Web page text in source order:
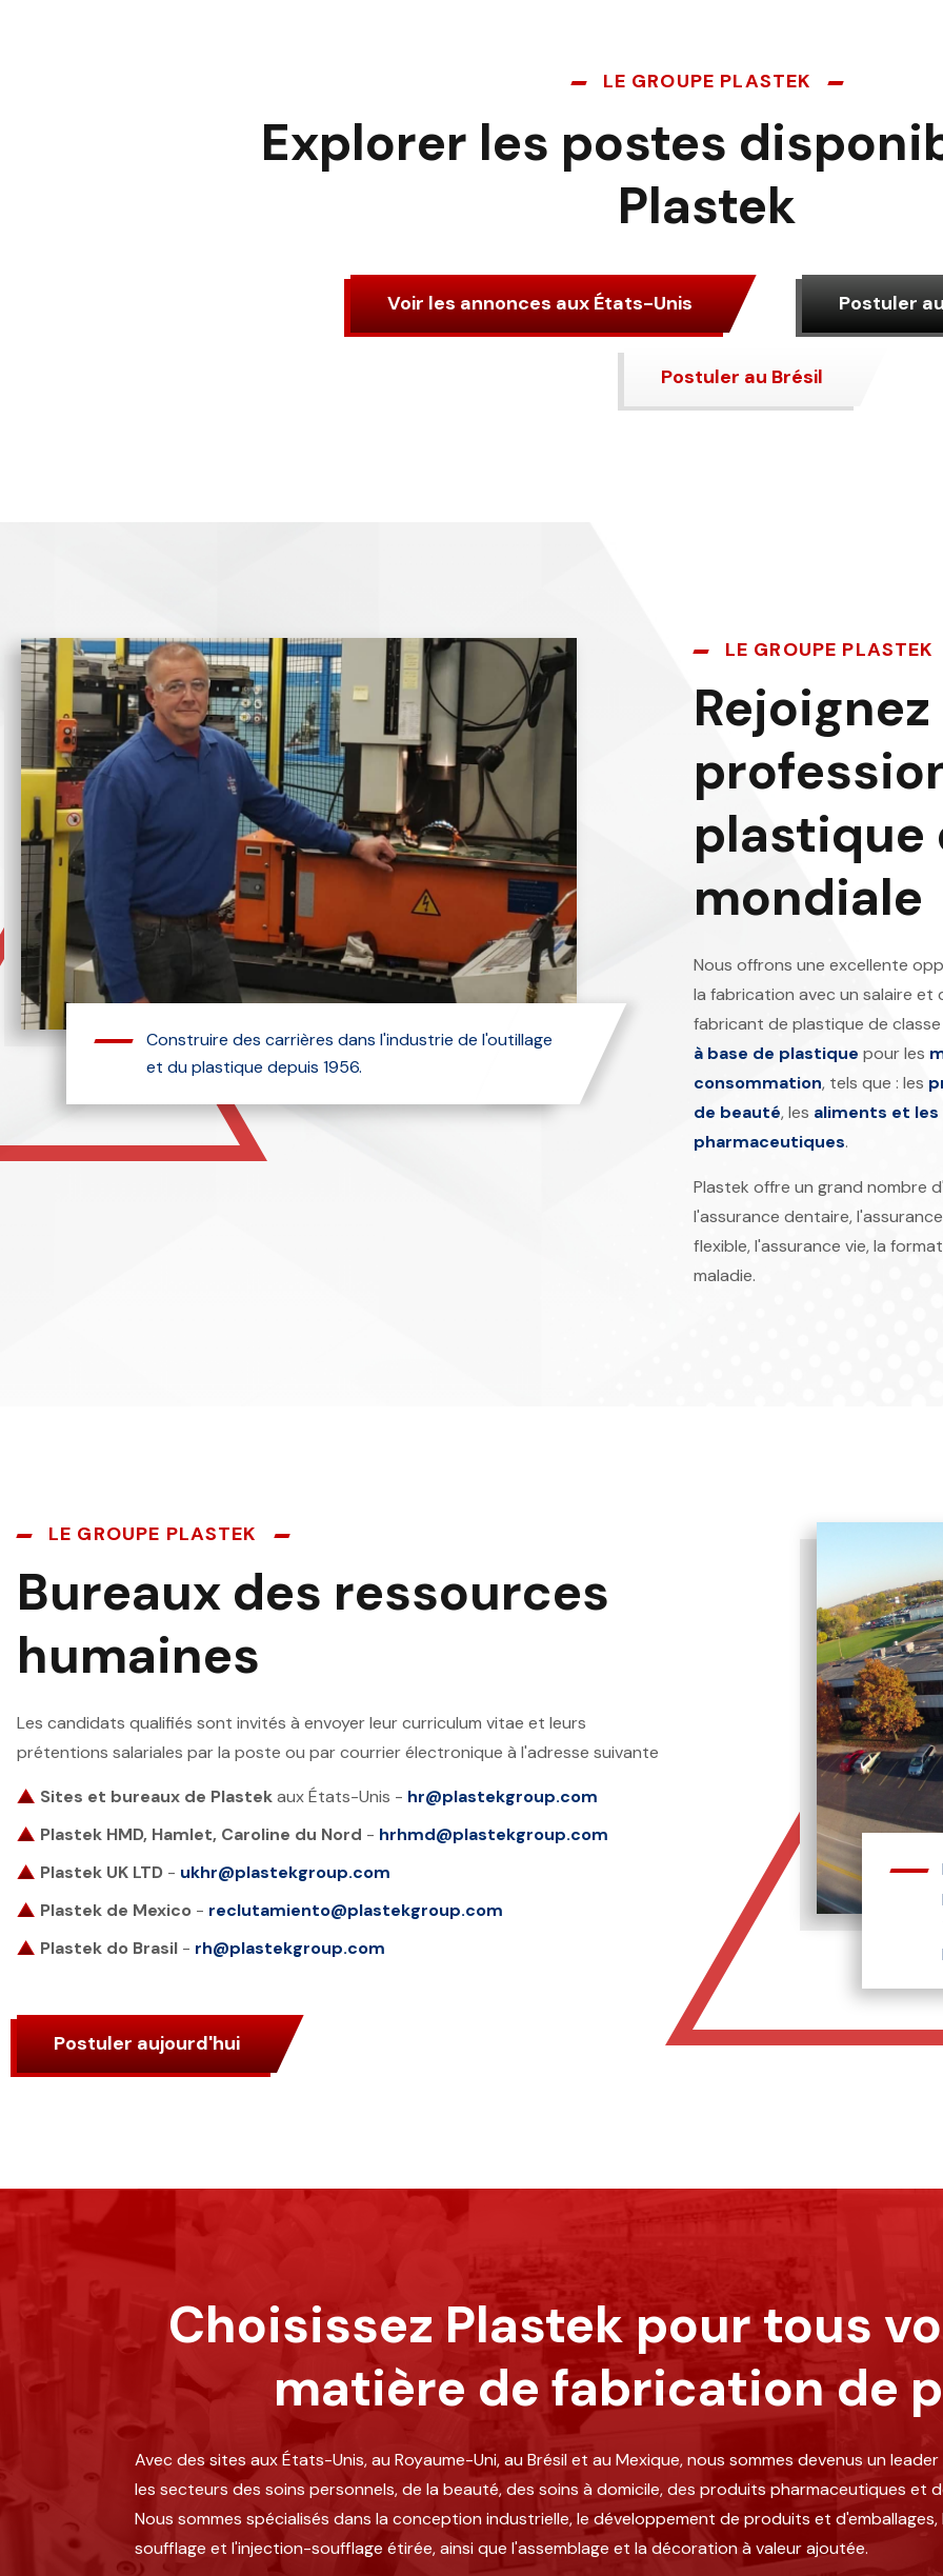
LE GROUPE PLASTEK
Explorer les postes
Plastek
Voir les annonces aux États-Unis Postuler
Postuler au Brésil
Construire des carrières dans l'industrie de l'outillage
et du plastique depuis 1956.
LE GROUPE PLASTEK
plastique
mondiale
Nous offrons une excellente
la fabrication avec un salaire et
fabricant de plastique de
à base de plastique pour les
consommation, tels que : les
de beauté, les aliments et les
pharmaceutiques.
Plastek offre un grand nombre
l'assurance dentaire,
flexible, l'assurance vie, la
maladie.
LE GROUPE PLASTEK
Bureaux des ressources
humaines
Les candidats qualifiés sont invités à envoyer leur curriculum vitae et leurs
prétentions salariales par la poste ou par courrier électronique à l'adresse suivante
Sites et bureaux de Plastekaux États-Unis - hr@plastekgroup.com
Plastek HMD, Hamlet, Caroline du Nord - hrhmd@plastekgroup.com
Plastek UK LTD - ukhr@plastekgroup.com
Plastek de Mexico - reclutamiento@plastekgroup.com
Plastek do Brasil - rh@plastekgroup.com
Postuler aujourd'hui
Choisissez Plastek pour tous
matière de fabrication de
Avec des sites aux États-Unis, au Royaume-Uni, au Brésil et au Mexique, nous sommes devenus un
les secteurs des soins personnels, de la beauté, des soins à domicile, des produits pharmaceutiques et
Nous sommes spécialisés dans la conception industrielle, le développement de produits et
soufflage et l'injection-soufflage étirée, ainsi que l'assemblage et la décoration à valeur ajoutée.